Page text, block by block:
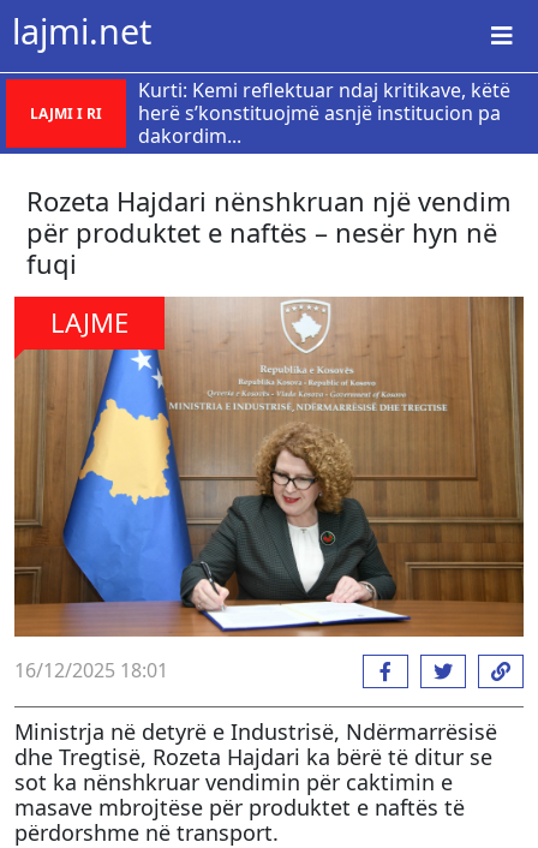
lajmi.net
LAJMI I RI
Kurti: Kemi reflektuar ndaj kritikave, këtë
herë s’konstituojmë asnjë institucion pa
dakordim...
Rozeta Hajdari nënshkruan një vendim
për produktet e naftës – nesër hyn në
fuqi
LAJME
16/12/2025 18:01
Ministrja në detyrë e Industrisë, Ndërmarrësisë
dhe Tregtisë, Rozeta Hajdari ka bërë të ditur se
sot ka nënshkruar vendimin për caktimin e
masave mbrojtëse për produktet e naftës të
përdorshme në transport.